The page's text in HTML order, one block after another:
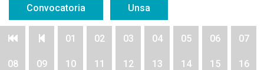
Convocatoria Unsa
01 02 03 04 05 06 07
08 09 10 11 12 13 14 15 16